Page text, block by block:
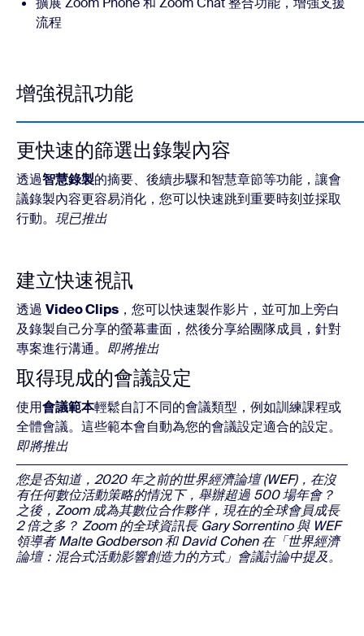
流程
增強視訊功能
更快速的篩選出錄製內容
透過智慧錄製的摘要、後續步驟和智慧章節等功能，讓會
議錄製內容更容易消化，您可以快速跳到重要時刻並採取
行動。 現已推出
建立快速視訊
透過 Video Clips ，您可以快速製作影片，並可加上旁白
及錄製自己分享的螢幕畫面，然後分享給團隊成員，針對
專案進行溝通。 即將推出
取得現成的會議設定
使用會議範本輕鬆自訂不同的會議類型，例如訓練課程或
全體會議。這些範本會自動為您的會議設定適合的設定。
即將推出
您是否知道，2020 年之前的世界經濟論壇 (WEF)，在沒
有任何數位活動策略的情況下，舉辦超過 500 場年會？
之後，Zoom 成為其數位合作夥伴，現在的全球會員成長
2 倍之多？ Zoom 的全球資訊長 Gary Sorrentino 與 WEF
領導者 Malte Godberson 和 David Cohen 在「世界經濟
論壇：混合式活動影響創造力的方式」會議討論中提及。